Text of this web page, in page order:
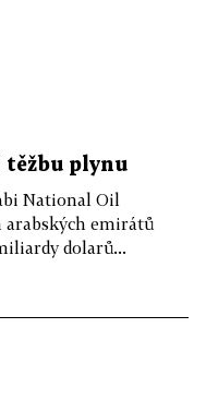
těžbu plynu
National Oil
arabských emirátů
dolarů...